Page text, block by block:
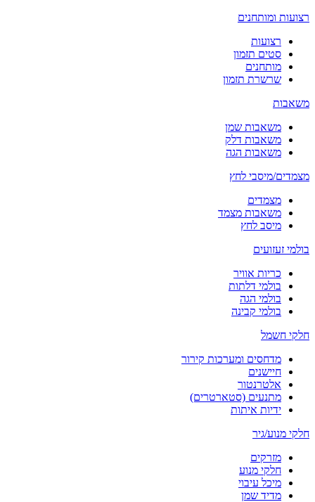
רצועות ומותחנים
רצועות
סטים תזמון
מותחנים
שרשרת תזמון
משאבות
משאבות שמן
משאבות דלק
משאבות הגה
מצמדים/מיסבי לחץ
מצמדים
משאבות מצמד
מיסב לחץ
בולמי זעזועים
כריות אוויר
בולמי דלתות
בולמי הגה
בולמי קבינה
חלקי חשמל
מדחסים ומערכות קירור
חיישנים
אלטרנטור
מתנעים (סטארטרים)
ידיות איתות
חלקי מנוע/גיר
מזרקים
חלקי מנוע
מיכל עיבוי
מדיד שמן